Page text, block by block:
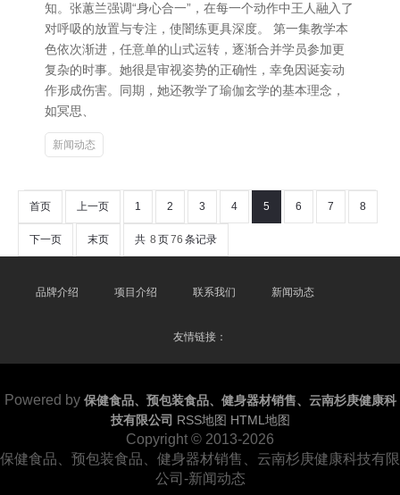
知。张蕙兰强调“身心合一”，在每一个动作中王人融入了
对呼吸的放置与专注，使闇练更具深度。 第一集教学本
色依次渐进，任意单的山式运转，逐渐合并学员参加更
复杂的时事。她很是审视姿势的正确性，幸免因诞妄动
作形成伤害。同期，她还教学了瑜伽玄学的基本理念，
如冥思、
新闻动态
首页 上一页 1 2 3 4 5 6 7 8
下一页 末页 共 8 页76 条记录
品牌介绍 项目介绍 联系我们 新闻动态
友情链接：
Powered by 保健食品、预包装食品、健身器材销售、云南杉庚健康科
技有限公司 RSS地图 HTML地图
Copyright © 2013-2026
保健食品、预包装食品、健身器材销售、云南杉庚健康科技有限
公司-新闻动态